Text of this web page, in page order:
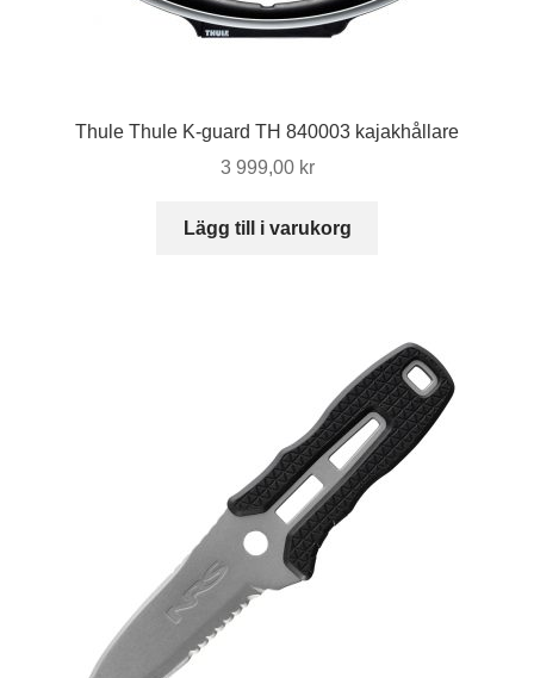
Thule Thule K-guard TH 840003 kajakhållare
3 999,00 kr
Lägg till i varukorg